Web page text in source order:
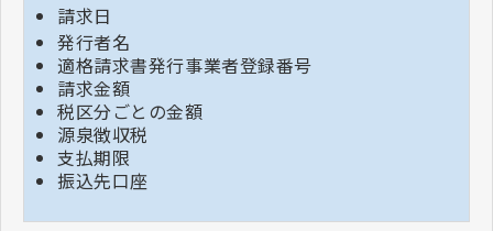
請求日
発行者名
適格請求書発行事業者登録番号
請求金額
税区分ごとの金額
源泉徴収税
支払期限
振込先口座